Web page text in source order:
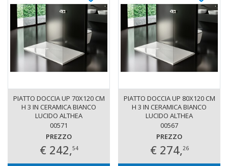
PIATTO DOCCIA UP 70X120 CM
H 3 IN CERAMICA BIANCO
LUCIDO ALTHEA
00571
PREZZO
€ 242,54
PIATTO DOCCIA UP 80X120 CM
H 3 IN CERAMICA BIANCO
LUCIDO ALTHEA
00567
PREZZO
€ 274,26